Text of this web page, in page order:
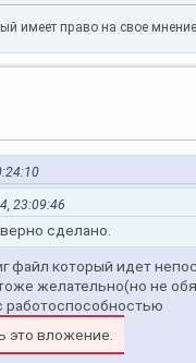
имеет право на свое
23:09:46
сделано.
файл который идет
желательно(но не
работоспособностью
это вложение.